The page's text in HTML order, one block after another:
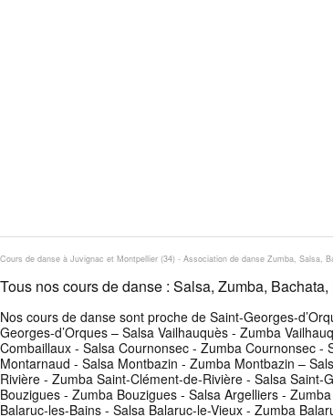
Cours de danse à Juvignac et Montpellier (34) - Association de danse Zumba, Salsa,
Tous nos cours de danse : Salsa, Zumba,
Nos cours de danse sont proche de Saint-Georges-
Georges-d’Orques – Salsa Vailhauquès - Zumba
Combaillaux - Salsa Cournonsec - Zumba Cournonsec
Montarnaud - Salsa Montbazin - Zumba Montbazin –
Rivière - Zumba Saint-Clément-de-Rivière - Salsa
Bouzigues - Zumba Bouzigues - Salsa Argelliers -
Balaruc-les-Bains - Salsa Balaruc-le-Vieux - Zumba